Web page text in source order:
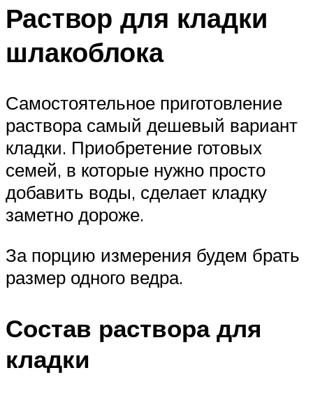
Раствор для кладки
шлакоблока
Самостоятельное приготовление
раствора самый дешевый вариант
кладки. Приобретение готовых
семей, в которые нужно просто
добавить воды, сделает кладку
заметно дороже.
За порцию измерения будем брать
размер одного ведра.
Состав раствора для
кладки